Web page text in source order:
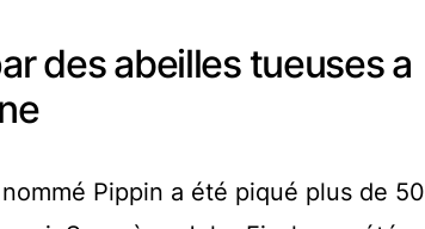
des abeilles tueuses a
Pippin a été piqué plus de 50